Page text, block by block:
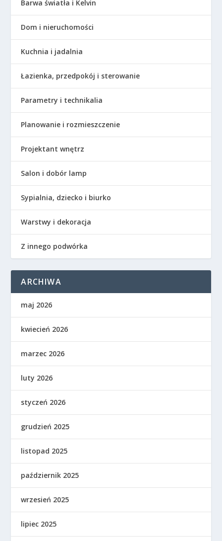
Barwa światła i Kelvin
Dom i nieruchomości
Kuchnia i jadalnia
Łazienka, przedpokój i sterowanie
Parametry i technikalia
Planowanie i rozmieszczenie
Projektant wnętrz
Salon i dobór lamp
Sypialnia, dziecko i biurko
Warstwy i dekoracja
Z innego podwórka
ARCHIWA
maj 2026
kwiecień 2026
marzec 2026
luty 2026
styczeń 2026
grudzień 2025
listopad 2025
październik 2025
wrzesień 2025
lipiec 2025